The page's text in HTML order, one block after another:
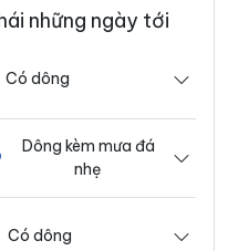
những ngày tới
Có dông
Dông kèm mưa đá
nhẹ
Có dông